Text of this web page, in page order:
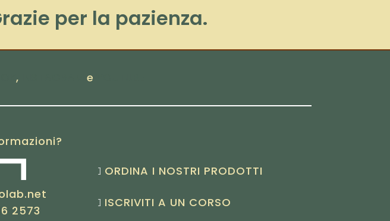
per la pazienza.
, e
2573
ORDINA I NOSTRI PRODOTTI
ISCRIVITI A UN CORSO